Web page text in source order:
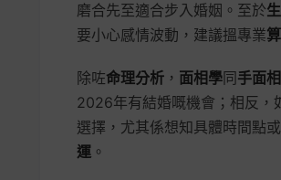
磨合先至適合步入婚姻。至於
要小心感情波動，建議搵專業
除咗命理分析 ， 面相學同手面相
2026年有結婚嘅機會；相反，
選擇，尤其係想知具體時間點
運 。